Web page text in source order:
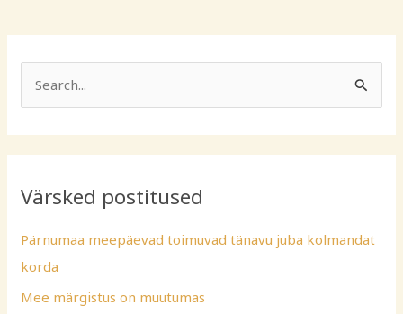
c
f
o
r
Värsked postitused
Pärnumaa meepäevad toimuvad tänavu juba kolmandat
korda
Mee märgistus on muutumas